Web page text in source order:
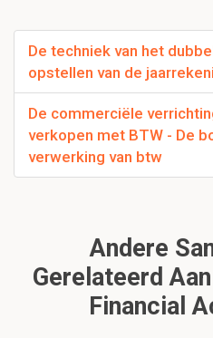
De techniek van het
opstellen van de
De commerciële
verkopen met BTW - De
verwerking van btw
Andere
Gerelateerd
Financial